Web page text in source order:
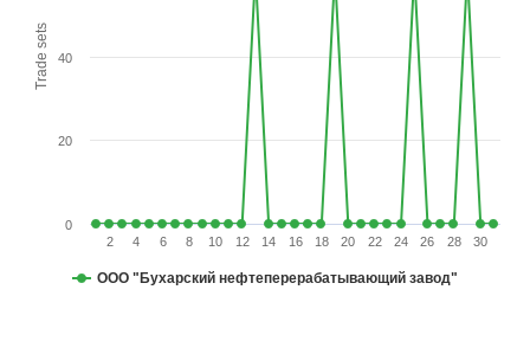
Trade sets
ООО "Бухарский нефтеперерабатывающий завод"
2 4 6 8 10 12 14 16 18 20 22 24 26 28 30
0
20
40